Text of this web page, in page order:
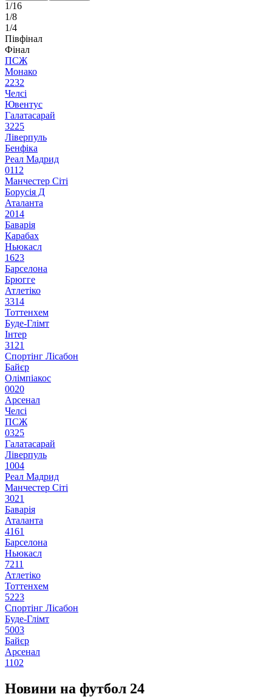
1/16
1/8
1/4
Півфінал
Фінал
ПСЖ
Монако
2232
Челсі
Ювентус
Галатасарай
3225
Ліверпуль
Бенфіка
Реал Мадрид
011 2
Манчестер Сіті
Борусія Д
Аталанта
2014
Баварія
Карабах
Ньюкасл
1623
Барселона
Брюгге
Атлетіко
3314
Тоттенхем
Буде-Глімт
Інтер
31 21
Спортінг Лісабон
Байєр
Олімпіакос
0020
Арсенал
Челсі
ПСЖ
0325
Галатасарай
Ліверпуль
1004
Реал Мадрид
Манчестер Сіті
3021
Баварія
Аталанта
4161
Барселона
Ньюкасл
7211
Атлетіко
Тоттенхем
5223
Спортінг Лісабон
Буде-Глімт
5003
Байєр
Арсенал
1102
Новини на футбол 24